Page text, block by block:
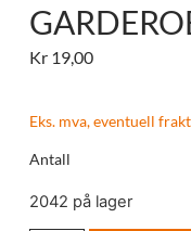
Kr19,00
Eks. mva, eventuell
Antall
2042 på lager